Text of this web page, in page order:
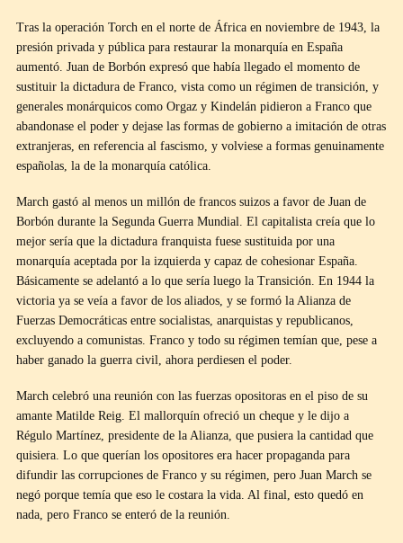
Tras la operación Torch en el norte de África en noviembre de 1943, la
presión privada y pública para restaurar la monarquía en España
aumentó. Juan de Borbón expresó que había llegado el momento de
sustituir la dictadura de Franco, vista como un régimen de transición, y
generales monárquicos como Orgaz y Kindelán pidieron a Franco que
abandonase el poder y dejase las formas de gobierno a imitación de otras
extranjeras, en referencia al fascismo, y volviese a formas genuinamente
españolas, la de la monarquía católica.
March gastó al menos un millón de francos suizos a favor de Juan de
Borbón durante la Segunda Guerra Mundial. El capitalista creía que lo
mejor sería que la dictadura franquista fuese sustituida por una
monarquía aceptada por la izquierda y capaz de cohesionar España.
Básicamente se adelantó a lo que sería luego la Transición. En 1944 la
victoria ya se veía a favor de los aliados, y se formó la Alianza de
Fuerzas Democráticas entre socialistas, anarquistas y republicanos,
excluyendo a comunistas. Franco y todo su régimen temían que, pese a
haber ganado la guerra civil, ahora perdiesen el poder.
March celebró una reunión con las fuerzas opositoras en el piso de su
amante Matilde Reig. El mallorquín ofreció un cheque y le dijo a
Régulo Martínez, presidente de la Alianza, que pusiera la cantidad que
quisiera. Lo que querían los opositores era hacer propaganda para
difundir las corrupciones de Franco y su régimen, pero Juan March se
negó porque temía que eso le costara la vida. Al final, esto quedó en
nada, pero Franco se enteró de la reunión.